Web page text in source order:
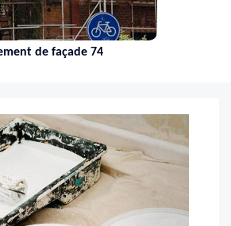
Nettoyage de toiture 74